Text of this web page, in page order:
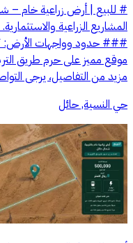
# للبيع | أرض زراعية خام –
مزيد من التفاصيل، يرجى
حي النسية, حائل